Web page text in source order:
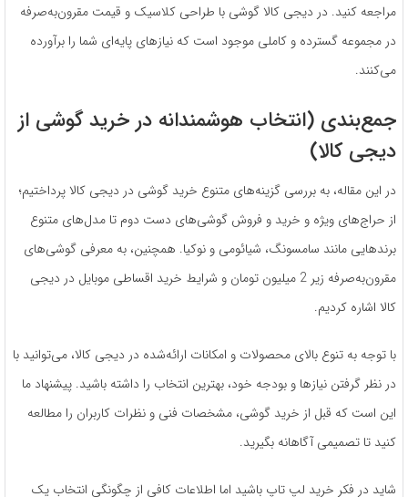
مراجعه کنید. در دیجی کالا گوشی با طراحی کلاسیک و قیمت مقرون‌به‌صرفه
در مجموعه گسترده و کاملی موجود است که نیازهای پایه‌ای شما را برآورده
می‌کنند.
جمع‌بندی (انتخاب هوشمندانه در خرید گوشی از
دیجی کالا)
در این مقاله، به بررسی گزینه‌های متنوع خرید گوشی در دیجی کالا پرداختیم؛
از حراج‌های ویژه و خرید و فروش گوشی‌های دست دوم تا مدل‌های متنوع
برندهایی مانند سامسونگ، شیائومی و نوکیا. همچنین، به معرفی گوشی‌های
مقرون‌به‌صرفه زیر 2 میلیون تومان و شرایط خرید اقساطی موبایل در دیجی
کالا اشاره کردیم.
با توجه به تنوع بالای محصولات و امکانات ارائه‌شده در دیجی کالا، می‌توانید با
در نظر گرفتن نیازها و بودجه خود، بهترین انتخاب را داشته باشید. پیشنهاد ما
این است که قبل از خرید گوشی، مشخصات فنی و نظرات کاربران را مطالعه
کنید تا تصمیمی آگاهانه بگیرید.
شاید در فکر خرید لپ تاپ باشید اما اطلاعات کافی از چگونگی انتخاب یک